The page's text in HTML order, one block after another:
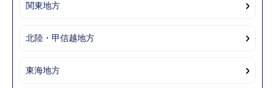
関東地方
北陸・甲信越地方
東海地方